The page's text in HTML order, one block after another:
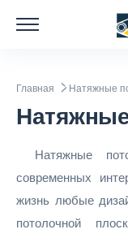
Главная Натяжные
Натяжные
современных
жизнь любые
потолочной